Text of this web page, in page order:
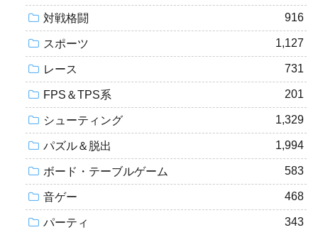
対戦格闘 916
スポーツ 1,127
レース 731
FPS＆TPS系 201
シューティング 1,329
パズル＆脱出 1,994
ボード・テーブルゲーム 583
音ゲー 468
パーティ 343